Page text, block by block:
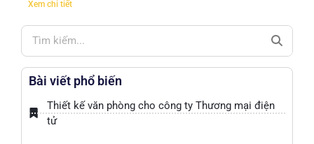
Xem chi tiết
Bài viết phổ biến
Thiết kế văn phòng cho công ty Thương mại điện
tử